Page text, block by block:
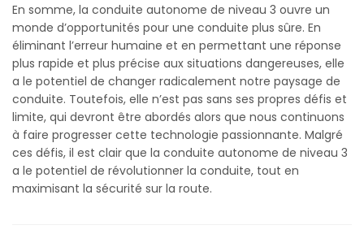
En somme, la conduite autonome de niveau 3 ouvre un
monde d’opportunités pour une conduite plus sûre. En
éliminant l’erreur humaine et en permettant une réponse
plus rapide et plus précise aux situations dangereuses, elle
a le potentiel de changer radicalement notre paysage de
conduite. Toutefois, elle n’est pas sans ses propres défis et
limite, qui devront être abordés alors que nous continuons
à faire progresser cette technologie passionnante. Malgré
ces défis, il est clair que la conduite autonome de niveau 3
a le potentiel de révolutionner la conduite, tout en
maximisant la sécurité sur la route.